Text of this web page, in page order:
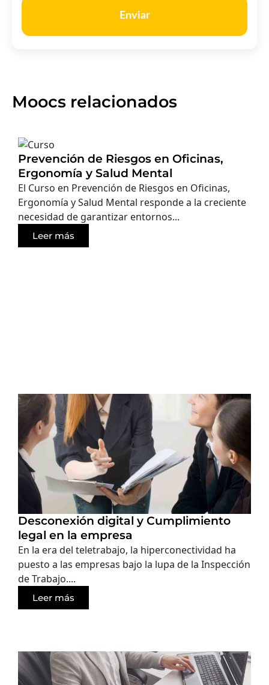
Enviar
Moocs relacionados
Prevención de Riesgos en Oficinas,
Ergonomía y Salud Mental
El Curso en Prevención de Riesgos en Oficinas,
Ergonomía y Salud Mental responde a la creciente
necesidad de garantizar entornos...
Leer más
Desconexión digital y Cumplimiento
legal en la empresa
En la era del teletrabajo, la hiperconectividad ha
puesto a las empresas bajo la lupa de la Inspección
de Trabajo....
Leer más